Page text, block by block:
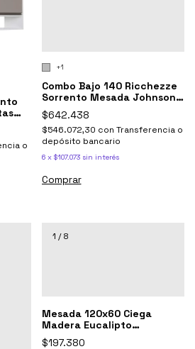
o
+1
Combo Bajo 140 Ricchezze
Sorrento Mesada Johnson
Bacha Simple
$642.438
$546.072,30 con Transferencia o
depósito bancario
6 x $107.073 sin interés
Comprar
1 /8
Mesada 120x60 Ciega
Madera Eucalipto
Laqueada Desayunador
$197.380